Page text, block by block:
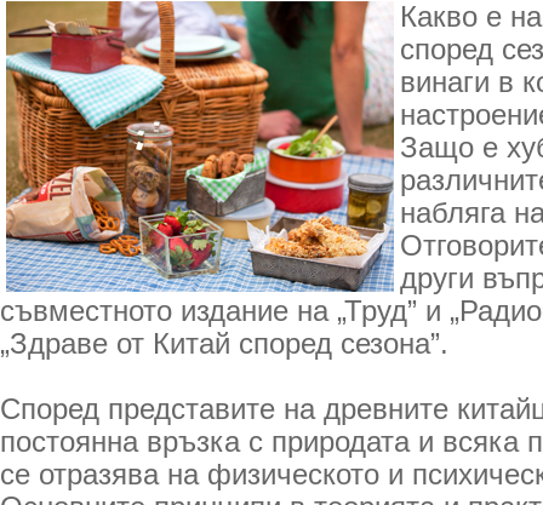
Какво е
според
винаги в
Защо е
набляга
други
съвместното издание на „Труд” и
„Здраве от Китай според сезона”.
Според представите на древните
постоянна връзка с природата и всяка
се отразява на физическото и